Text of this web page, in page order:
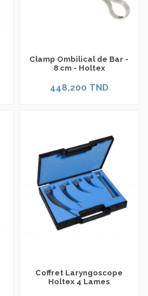
Clamp Ombilical de Bar -
8 cm - Holtex
448,200 TND
Coffret Laryngoscope
Holtex 4 Lames